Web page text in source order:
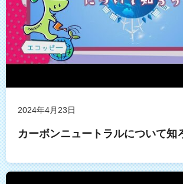
2024年4月23日
カーボンニュートラルについて知